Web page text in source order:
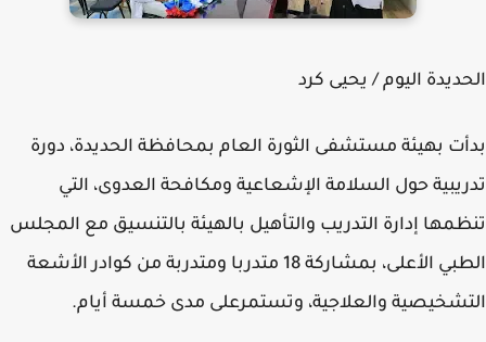
اليوم / يحيى كرد
بهيئة مستشفى الثورة العام بمحافظة الحديدة، دورة
حول السلامة الإشعاعية ومكافحة العدوى، التي
إدارة التدريب والتأهيل بالهيئة بالتنسيق مع المجلس
الطبي الأعلى، بمشاركة 18 متدربا ومتدربة من كوادر الأشعة
والعلاجية، وتستمرعلى مدى خمسة أيام.